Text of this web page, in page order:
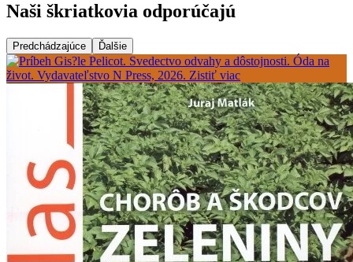
Naši škriatkovia odporúčajú
Predchádzajúce Ďalšie